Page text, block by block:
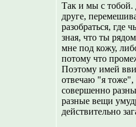
Так и мы с тобой.
друге,
разобраться, где
зная, что ты
мне под кожу,
потому что
Поэтому имей
отвечаю "я
совершенно
разные вещи
действительно